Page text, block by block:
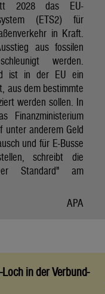
2028 das EU-
(ETS2) für
in Kraft.
aus fossilen
werden.
ist in der EU ein
aus dem bestimmte
werden sollen. In
Finanzministerium
unter anderem Geld
und für E-Busse
schreibt die
Standard" am
APA
in der Verbund-